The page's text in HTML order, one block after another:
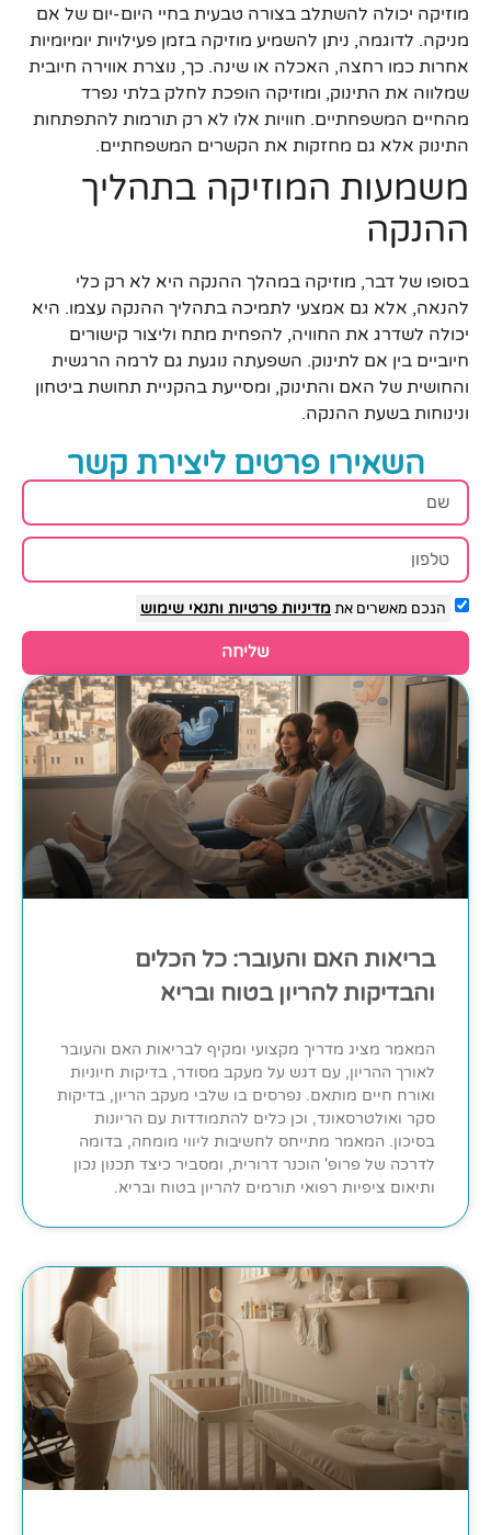
מוזיקה יכולה להשתלב בצורה טבעית בחיי היום-יום של אם
מניקה. לדוגמה, ניתן להשמיע מוזיקה בזמן פעילויות יומיומיות
אחרות כמו רחצה, האכלה או שינה. כך, נוצרת אווירה חיובית
שמלווה את התינוק, ומוזיקה הופכת לחלק בלתי נפרד
מהחיים המשפחתיים. חוויות אלו לא רק תורמות להתפתחות
התינוק אלא גם מחזקות את הקשרים המשפחתיים.
משמעות המוזיקה בתהליך
ההנקה
בסופו של דבר, מוזיקה במהלך ההנקה היא לא רק כלי
להנאה, אלא גם אמצעי לתמיכה בתהליך ההנקה עצמו. היא
יכולה לשדרג את החוויה, להפחית מתח וליצור קישורים
חיוביים בין אם לתינוק. השפעתה נוגעת גם לרמה הרגשית
והחושית של האם והתינוק, ומסייעת בהקניית תחושת ביטחון
ונינוחות בשעת ההנקה.
השאירו פרטים ליצירת קשר
הנכם מאשרים אתמדיניות פרטיות ותנאי שימוש
שליחה
בריאות האם והעובר: כל הכלים
והבדיקות להריון בטוח ובריא
המאמר מציג מדריך מקצועי ומקיף לבריאות האם והעובר
לאורך ההריון, עם דגש על מעקב מסודר, בדיקות חיוניות
ואורח חיים מותאם. נפרסים בו שלבי מעקב הריון, בדיקות
סקר ואולטרסאונד, וכן כלים להתמודדות עם הריונות
בסיכון. המאמר מתייחס לחשיבות ליווי מומחה, בדומה
לדרכה של פרופ' הוכנר דרורית, ומסביר כיצד תכנון נכון
ותיאום ציפיות רפואי תורמים להריון בטוח ובריא.